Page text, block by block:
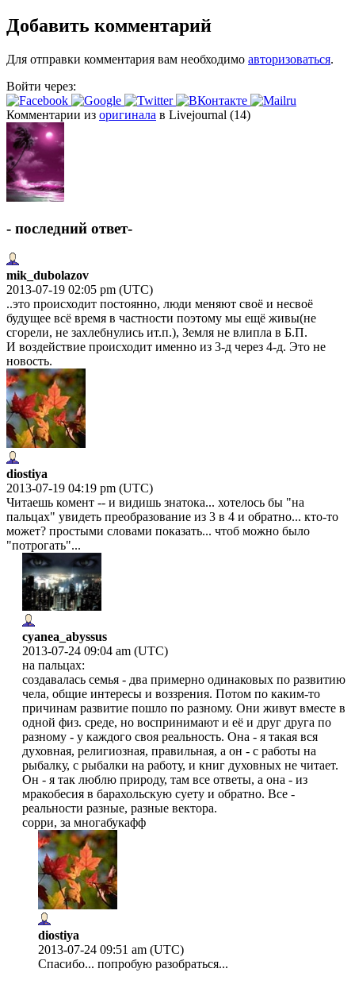
Добавить комментарий
Для отправки комментария вам необходимо авторизоваться.
Войти через:
Комментарии из оригинала в Livejournal (14)
- последний ответ-
mik_dubolazov
2013-07-19 02:05 pm (UTC)
..это происходит постоянно, люди меняют своё и несвоё
будущее всё время в частности поэтому мы ещё живы(не
сгорели, не захлебнулись ит.п.), Земля не влипла в Б.П.
И воздействие происходит именно из 3-д через 4-д. Это не
новость.
diostiya
2013-07-19 04:19 pm (UTC)
Читаешь комент -- и видишь знатока... хотелось бы "на
пальцах" увидеть преобразование из 3 в 4 и обратно... кто-то
может? простыми словами показать... чтоб можно было
"потрогать"...
cyanea_abyssus
2013-07-24 09:04 am (UTC)
на пальцах:
создавалась семья - два примерно одинаковых по развитию
чела, общие интересы и воззрения. Потом по каким-то
причинам развитие пошло по разному. Они живут вместе в
одной физ. среде, но воспринимают и её и друг друга по
разному - у каждого своя реальность. Она - я такая вся
духовная, религиозная, правильная, а он - с работы на
рыбалку, с рыбалки на работу, и книг духовных не читает.
Он - я так люблю природу, там все ответы, а она - из
мракобесия в барахольскую суету и обратно. Все -
реальности разные, разные вектора.
сорри, за многабукафф
diostiya
2013-07-24 09:51 am (UTC)
Спасибо... попробую разобраться...